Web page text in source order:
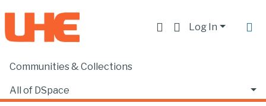
Log In
Communities & Collections
All of DSpace
Home